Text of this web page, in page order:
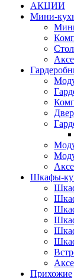
АКЦИИ
Мини-
Шкафы-
Прихожие